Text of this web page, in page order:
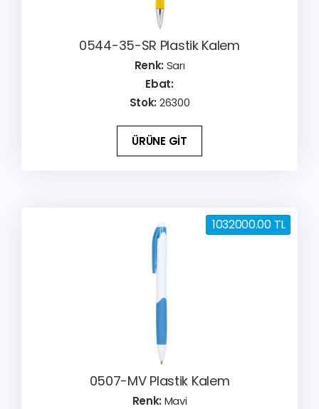
0544-35-SR Plastik Kalem
Renk: Sarı
Ebat:
Stok: 26300
ÜRÜNE GİT
0507-MV Plastik Kalem
Renk: Mavi
1032000.00 TL